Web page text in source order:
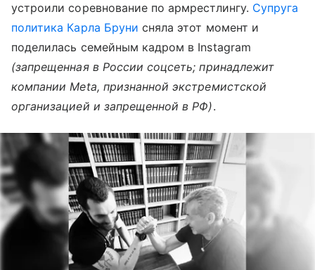
устроили соревнование по армрестлингу. Супруга
политика Карла Бруни сняла этот момент и
поделилась семейным кадром в Instagram
(запрещенная в России соцсеть; принадлежит
компании Meta, признанной экстремистской
организацией и запрещенной в РФ).